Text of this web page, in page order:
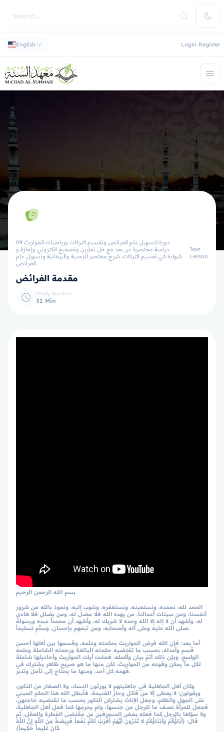
English Login Register
09 دورة لتسهيل علم الفرائض وتقسيم التركات ورياضيات المواريث
دراسة مختصرة عن بعد مع حل تمارين وتصحيح الكتروني وإجازة و
شهادة في تقسيم التركات، شرح مختصر للرحبية والبرهانية وتسهيل علم
الفرائض
Text
Lesson
مقدمة الفرائض
Study Duration
31 Min
بسم الله الرحمن الرحيم
الحمد لله، نحمده، ونستعينه، ونستغفره، ونتوب إليه، ونعوذ بالله من شرور
أنفسنا، ومن سيئات أعمالنا، من يهده الله فلا مضل له، ومن يضلل فلا هادي
له، وأشهد أن لا إله إلا الله وحده لا شريك له، وأشهد أن محمداً عبده ورسوله
صلى الله عليه وعلى آله وأصحابه، ومن تبعهم بإحسان، وسلّم تسليماً.
أما بعد: فإن الله فرض المواريث بحكمته وعلمه، وقسمها بين أهلها أحسن
قسم وأعدله، بحسب ما تقتضيه حكمته البالغة ورحمته الشاملة وعلمه
الواسع، وبيَّن ذلك أتمّ بيان وأكمله، فجاءت آيات المواريث وأحاديثها شاملة
لكل ما يمكن وقوعه من المواريث، لكن منها ما هو صريح ظاهر يشترك في
فهمه كل أحد، ومنها ما يحتاج إلى تأمل وتدبر.
وكان أهل الجاهلية في جاهليتهم لا يورثون النساء، ولا الصغار من الذكور،
ويقولون: لا يعطى إلا من قاتل وحاز الغنيمة، فأبطل الله هذا الحكم المبني
على الجهل والظلم، وجعل الإناث يشاركن الذكور بحسب ما تقتضيه حاجتهن،
فجعل للمرأة نصف ما للرجل من جنسها، ولم يحرمها كما فعل أهل الجاهلية،
ولا سوّاها بالرجل كما فعله بعض المنحرفين عن مقتضى الفطرة والعقل، ثم
قال: {آبَاؤُكُمْ وَأَبْنَاؤُكُمْ لا تَدْرُونَ أَيُّهُمْ أَقْرَبُ لَكُمْ نَفْعاً فَرِيضَةً مِنَ اللَّهِ إِنَّ اللَّهَ
كَانَ عَلِيماً حَكِيماً}.